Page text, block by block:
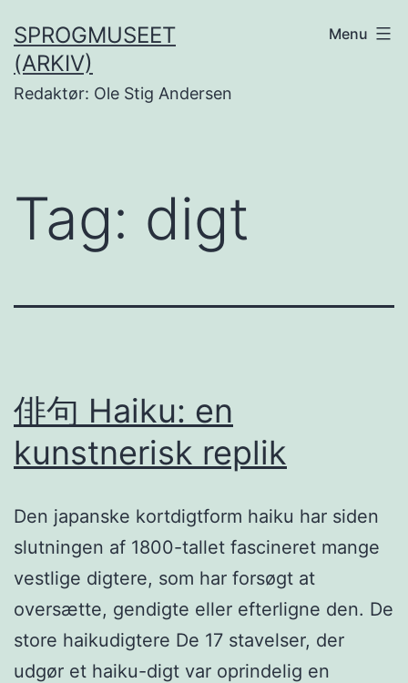
til
indhold
SPROGMUSEET
(ARKIV)
Redaktør: Ole Stig Andersen
Menu
Tag: digt
俳句 Haiku: en
kunstnerisk replik
Den japanske kortdigtform haiku har siden
slutningen af 1800-tallet fascineret mange
vestlige digtere, som har forsøgt at
oversætte, gendigte eller efterligne den. De
store haikudigtere De 17 stavelser, der
udgør et haiku-digt var oprindelig en